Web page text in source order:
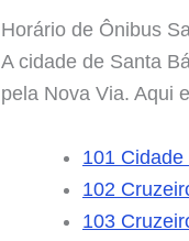
Horário de Ônibus
A cidade de Santa
pela Nova Via. Aqui
101
102
103